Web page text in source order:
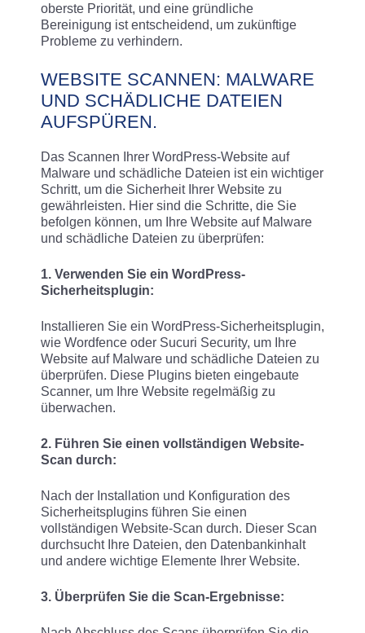
oberste Priorität, und eine gründliche
Bereinigung ist entscheidend, um zukünftige
Probleme zu verhindern.
WEBSITE SCANNEN: MALWARE
UND SCHÄDLICHE DATEIEN
AUFSPÜREN.
Das Scannen Ihrer WordPress-Website auf
Malware und schädliche Dateien ist ein wichtiger
Schritt, um die Sicherheit Ihrer Website zu
gewährleisten. Hier sind die Schritte, die Sie
befolgen können, um Ihre Website auf Malware
und schädliche Dateien zu überprüfen:
1. Verwenden Sie ein WordPress-
Sicherheitsplugin:
Installieren Sie ein WordPress-Sicherheitsplugin,
wie Wordfence oder Sucuri Security, um Ihre
Website auf Malware und schädliche Dateien zu
überprüfen. Diese Plugins bieten eingebaute
Scanner, um Ihre Website regelmäßig zu
überwachen.
2. Führen Sie einen vollständigen Website-
Scan durch:
Nach der Installation und Konfiguration des
Sicherheitsplugins führen Sie einen
vollständigen Website-Scan durch. Dieser Scan
durchsucht Ihre Dateien, den Datenbankinhalt
und andere wichtige Elemente Ihrer Website.
3. Überprüfen Sie die Scan-Ergebnisse: